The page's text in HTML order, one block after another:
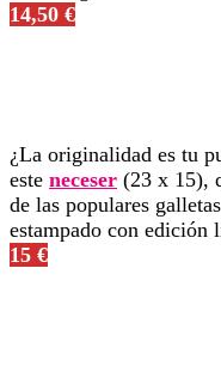
14,50 €
¿La originalidad es tu
este neceser (23 x 15),
de las populares galletas
estampado con edición
15 €